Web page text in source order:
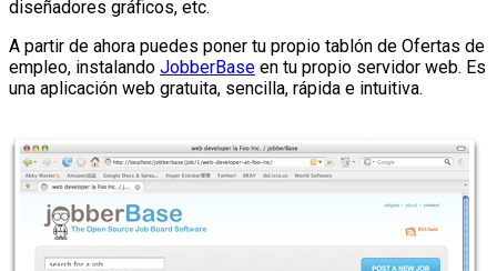
diseñadores gráficos, etc.
A partir de ahora puedes poner tu propio tablón de Ofertas de
empleo, instalando JobberBase en tu propio servidor web. Es
una aplicación web gratuita, sencilla, rápida e intuitiva.